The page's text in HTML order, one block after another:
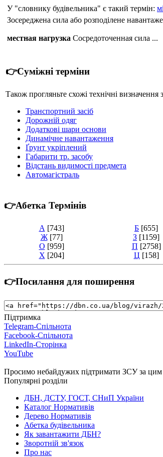
У "словнику будівельника" є такий термін:
Зосереджена сила або розподілене
местная нагрузка Сосредоточенная сила ...
👉Суміжні терміни
Також прогляньте схожі технічні
Транспортний засіб
Дорожній одяг
Додаткові шари основи
Динамічне навантаження
Ґрунт укріплений
Габарити тр. засобу
Відстань видимості предмета
Автомагістраль
👉Абетка Термінів
А [743] Б [655]
Ж [77] З [1159]
О [959] П [2758]
Х [204] Ц [158]
👉Посилання для поширення
Підтримка
Telegram-Спільнота
Facebook-Спільнота
LinkedIn-Сторінка
YouTube
Просимо небайдужих підтримати ЗСУ за цим
Популярні розділи
ДБН, ДСТУ, ГОСТ, СНиП України
Каталог Нормативів
Дерево Нормативів
Абетка будівельника
Як завантажити ДБН?
Зворотній зв'язок
Про нас